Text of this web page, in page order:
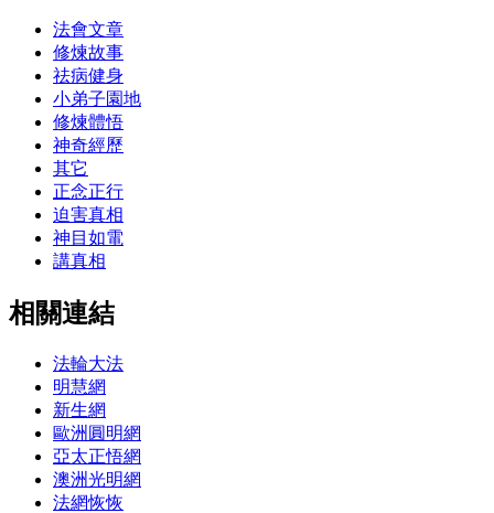
法會文章
修煉故事
祛病健身
小弟子園地
修煉體悟
神奇經歷
其它
正念正行
迫害真相
神目如電
講真相
相關連結
法輪大法
明慧網
新生網
歐洲圓明網
亞太正悟網
澳洲光明網
法網恢恢